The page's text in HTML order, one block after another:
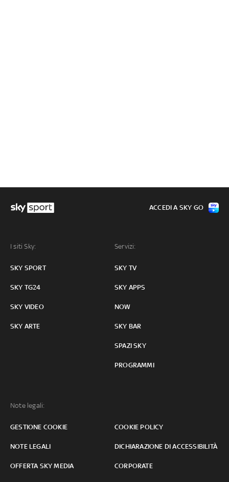
I siti Sky:
SKY SPORT
SKY TG24
SKY VIDEO
SKY ARTE
Servizi:
SKY TV
SKY APPS
NOW
SKY BAR
SPAZI SKY
PROGRAMMI
Note legali:
GESTIONE COOKIE COOKIE POLICY
NOTE LEGALI DICHIARAZIONE DI ACCESSIBILITÀ
OFFERTA SKY MEDIA CORPORATE
ACCEDI A SKY GO